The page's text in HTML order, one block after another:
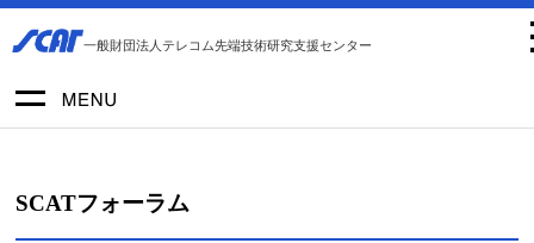
一般財団法人テレコム先端技術研究支援センター
SCATフォーラム